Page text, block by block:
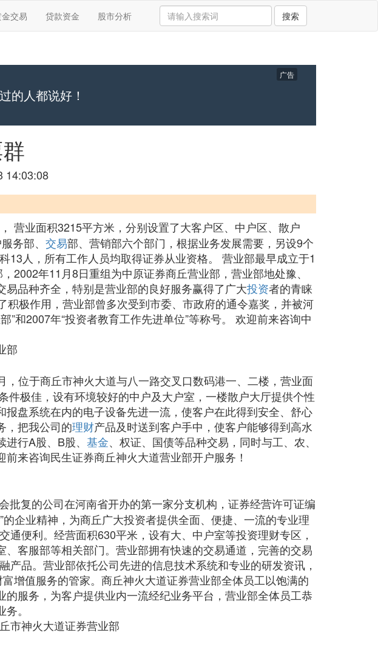
交易 贷款资金 股市分析 搜索
的人都说好！
广告
14:03:08
营业面积3215平方米，分别设置了大客户区、中户区、散户
务部、 交易部、营销部六个部门，根据业务发展需要，另设9个
人，所有工作人员均取得证券从业资格。 营业部最早成立于1
年11月8日重组为中原证券商丘营业部，营业部地处豫、
品种齐全，特别是营业部的良好服务赢得了广大投资者的青睐
极作用，营业部曾多次受到市委、市政府的通令嘉奖，并被河
和2007年“投资者教育工作先进单位”等称号。 欢迎前来咨询中
部
位于商丘市神火大道与八一路交叉口数码港一、二楼，营业面
极佳，设有环境较好的中户及大户室，一楼散户大厅提供个性
盘系统在内的电子设备先进一流，使客户在此得到安全、舒心
，把我公司的理财产品及时送到客户手中，使客户能够得到高水
行A股、B股、 基金、权证、国债等品种交易，同时与工、农、
来咨询民生证券商丘神火大道营业部开户服务！
复的公司在河南省开办的第一家分支机构，证券经营许可证编
企业精神，为商丘广大投资者提供全面、便捷、一流的专业理
便利。经营面积630平米，设有大、中户室等投资理财专区，
客服部等相关部门。营业部拥有快速的交易通道，完善的交易
品。营业部依托公司先进的信息技术系统和专业的研发资讯，
增值服务的管家。商丘神火大道证券营业部全体员工以饱满的
服务，为客户提供业内一流经纪业务平台，营业部全体员工恭
。
市神火大道证券营业部